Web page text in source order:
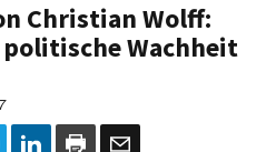
Christian Wolff:
Wachheit